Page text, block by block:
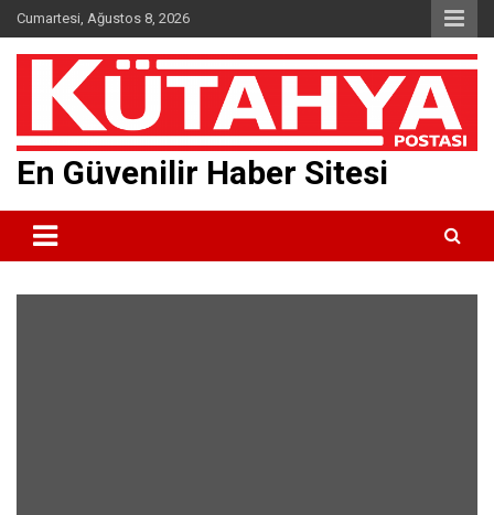
Skip
to
content
Cumartesi, Ağustos 8, 2026
En Güvenilir Haber Sitesi